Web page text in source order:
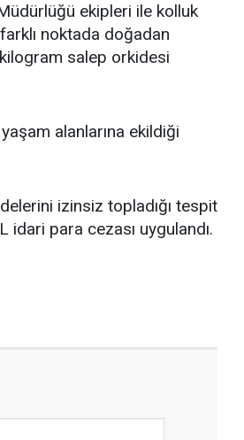
ekipleri ile kolluk
noktada doğadan
salep orkidesi
alanlarına ekildiği
izinsiz topladığı tespit
para cezası uygulandı.